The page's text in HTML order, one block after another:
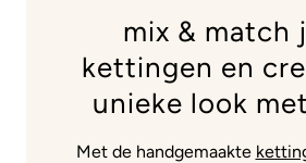
mix & match
kettingen en
unieke look
Met de handgemaakte